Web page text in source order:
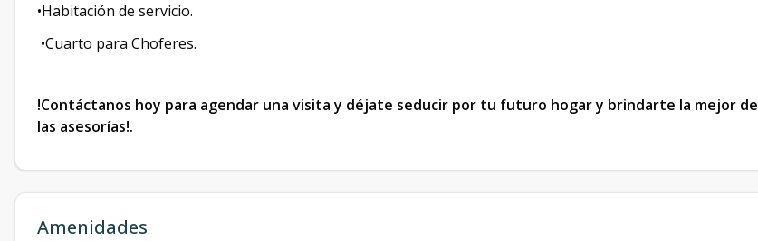
•Habitación de servicio.
•Cuarto para Choferes.
!Contáctanos hoy para agendar una visita y déjate seducir por tu futuro hogar y brindarte la mejor de
las asesorías!.
Amenidades